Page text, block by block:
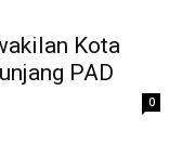
Kota
PAD
0